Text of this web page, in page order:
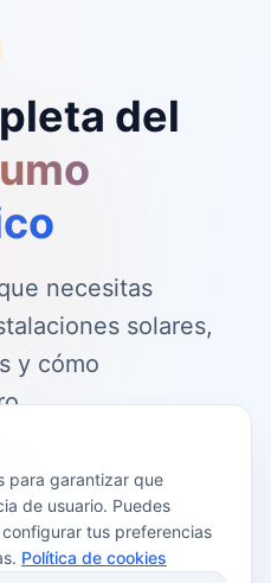
del
necesitas
solares,
y cómo
para garantizar que
de usuario. Puedes
tus preferencias
Política de cookies